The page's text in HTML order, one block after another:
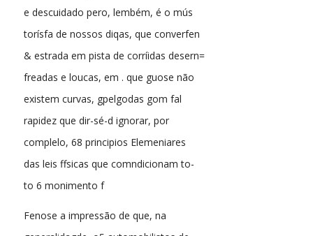
e descuidado pero, lembém, é o mús
torísfa de nossos diqas, que converfen
& estrada em pista de corríidas desern=
freadas e loucas, em . que guose não
existem curvas, gpelgodas gom fal
rapidez que dir-sé-d ignorar, por
complelo, 68 principios Elemeniares
das leis ffsicas que comndicionam to-
to 6 monimento f
Fenose a impressão de que, na